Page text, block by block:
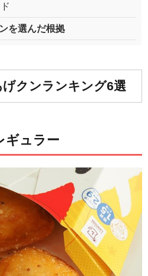
を選んだ根拠
クンランキング6選
ギュラー